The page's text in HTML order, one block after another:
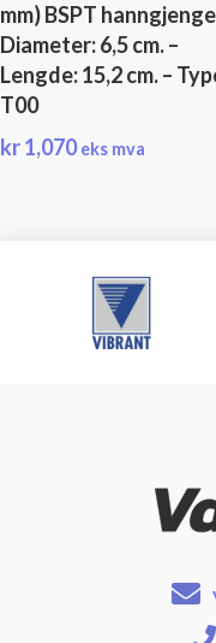
mm) BSPT
Diameter: 6,5 cm. –
Lengde: 15,2 cm. –
T00
kr1,070 eks mva